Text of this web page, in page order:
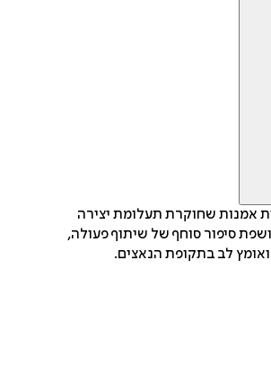
אמנות שחוקרת תעלומת יצירה
סיפור סוחף של שיתוף פעולה,
לב בתקופת הנאצים.